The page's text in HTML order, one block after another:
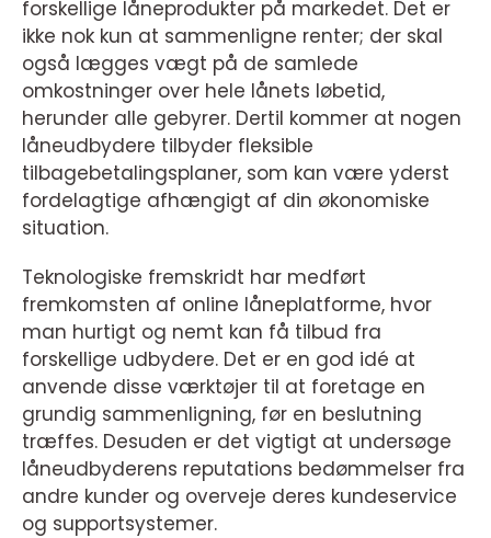
forskellige låneprodukter på markedet. Det er
ikke nok kun at sammenligne renter; der skal
også lægges vægt på de samlede
omkostninger over hele lånets løbetid,
herunder alle gebyrer. Dertil kommer at nogen
låneudbydere tilbyder fleksible
tilbagebetalingsplaner, som kan være yderst
fordelagtige afhængigt af din økonomiske
situation.
Teknologiske fremskridt har medført
fremkomsten af online låneplatforme, hvor
man hurtigt og nemt kan få tilbud fra
forskellige udbydere. Det er en god idé at
anvende disse værktøjer til at foretage en
grundig sammenligning, før en beslutning
træffes. Desuden er det vigtigt at undersøge
låneudbyderens reputations bedømmelser fra
andre kunder og overveje deres kundeservice
og supportsystemer.